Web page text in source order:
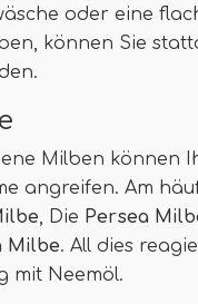
oder eine
können Sie
Milben können
angreifen. Am
, Die Persea
Milbe. All dies
mit Neemöl.